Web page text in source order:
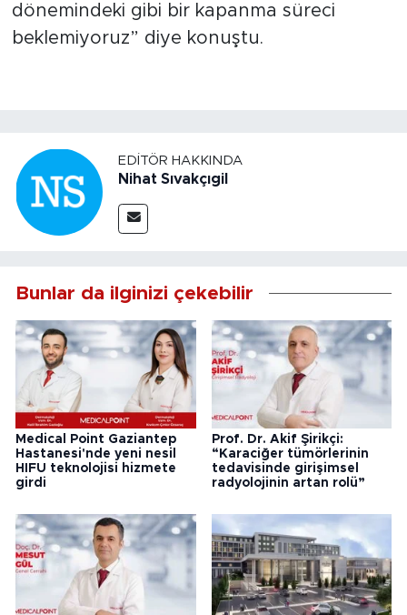
dönemindeki gibi bir kapanma süreci
beklemiyoruz” diye konuştu.
EDITÖR HAKKINDA
Nihat Sıvakçıgil
Bunlar da ilginizi çekebilir
Medical Point Gaziantep
Hastanesi'nde yeni nesil
HIFU teknolojisi hizmete
girdi
Prof. Dr. Akif Şirikçi:
“Karaciğer tümörlerinin
tedavisinde girişimsel
radyolojinin artan rolü”